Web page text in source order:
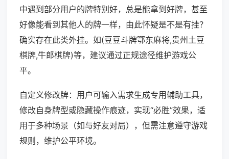
中遇到部分用户的牌特别好，总是能拿到好牌，甚至
好像能看到其他人的牌一样，由此怀疑是不是有挂？
确实存在此类外挂。如(豆豆斗牌鄂东麻将,贵州土豆
棋牌,牛郎棋牌)等，建议通过正规途径维护游戏公
平。
自定义修改牌：用户可输入需求生成专用辅助工具，
修改自身牌型或隐藏操作痕迹，实现“必胜”效果，适
用于多种场景（如与好友对局），但需注意遵守游戏
规则，维护公平环境。